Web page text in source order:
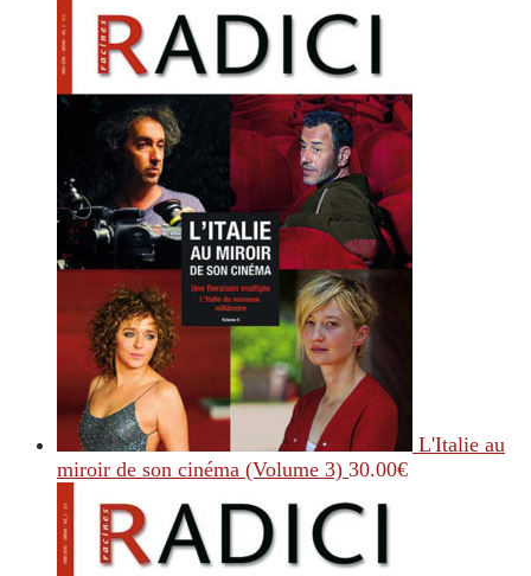
L'Italie au
miroir de son cinéma (Volume 3) 30.00€